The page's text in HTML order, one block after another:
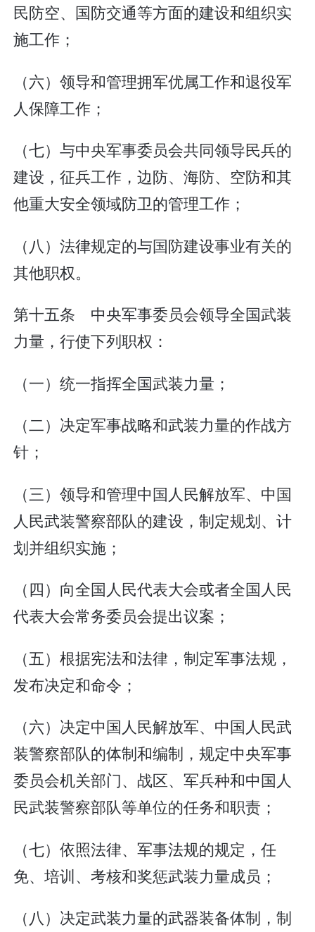
民防空、国防交通等方面的建设和组织实
施工作；
（六）领导和管理拥军优属工作和退役军
人保障工作；
（七）与中央军事委员会共同领导民兵的
建设，征兵工作，边防、海防、空防和其
他重大安全领域防卫的管理工作；
（八）法律规定的与国防建设事业有关的
其他职权。
第十五条 中央军事委员会领导全国武装
力量，行使下列职权：
（一）统一指挥全国武装力量；
（二）决定军事战略和武装力量的作战方
针；
（三）领导和管理中国人民解放军、中国
人民武装警察部队的建设，制定规划、计
划并组织实施；
（四）向全国人民代表大会或者全国人民
代表大会常务委员会提出议案；
（五）根据宪法和法律，制定军事法规，
发布决定和命令；
（六）决定中国人民解放军、中国人民武
装警察部队的体制和编制，规定中央军事
委员会机关部门、战区、军兵种和中国人
民武装警察部队等单位的任务和职责；
（七）依照法律、军事法规的规定，任
免、培训、考核和奖惩武装力量成员；
（八）决定武装力量的武器装备体制，制